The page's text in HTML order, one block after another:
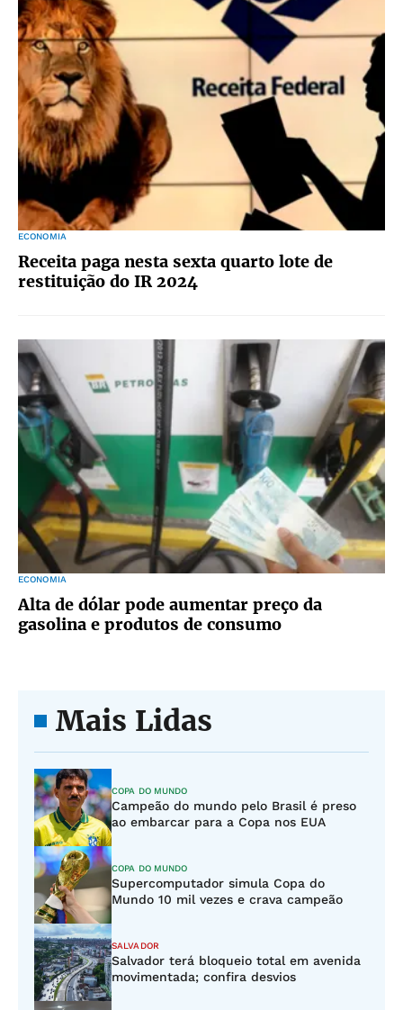
ECONOMIA
Receita paga nesta sexta quarto lote de
restituição do IR 2024
ECONOMIA
Alta de dólar pode aumentar preço da
gasolina e produtos de consumo
Mais Lidas
COPA DO MUNDO
Campeão do mundo pelo Brasil é preso
ao embarcar para a Copa nos EUA
COPA DO MUNDO
Supercomputador simula Copa do
Mundo 10 mil vezes e crava campeão
SALVADOR
Salvador terá bloqueio total em avenida
movimentada; confira desvios